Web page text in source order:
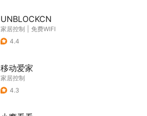
UNBLOCKCN
家居控制
免费WIFI
4.4
移动爱家
家居控制
4.3